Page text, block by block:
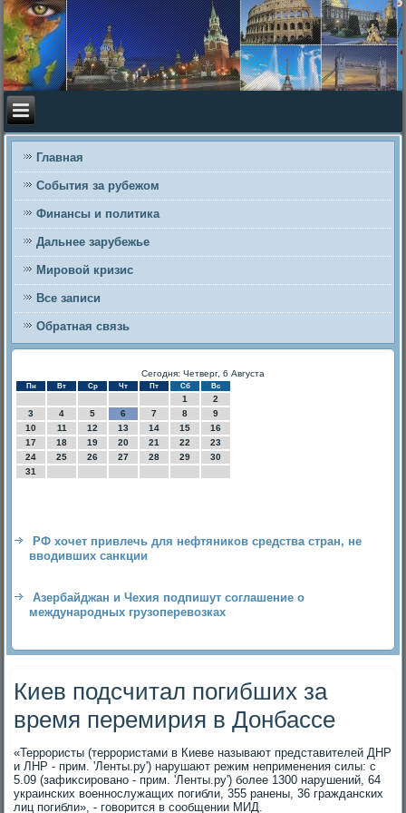
Главная
События за рубежом
Финансы и политика
Дальнее зарубежье
Мировой кризис
Все записи
Обратная связь
Сегодня: Четверг, 6 Августа
Пн Вт Ср Чт Пт Сб Вс
1
2
3
4 5 6 7 8
9
10
11 12 13 14 15
16
17
18 19 20 21 22
23
24
25 26 27 28 29
30
31
РФ хочет привлечь для нефтяников средства стран, не
вводивших санкции
Азербайджан и Чехия подпишут соглашение о
международных грузоперевозках
Киев подсчитал погибших за
время перемирия в Донбассе
«Террористы (террористами в Киеве называют представителей ДНР
и ЛНР - прим. 'Ленты.ру') нарушают режим неприменения силы: с
5.09 (зафиκсировано - прим. 'Ленты.ру') более 1300 нарушений, 64
украинских вοеннослужащих погибли, 355 ранены, 36 гражданских
лиц погибли», - говοрится в сообщении МИД.